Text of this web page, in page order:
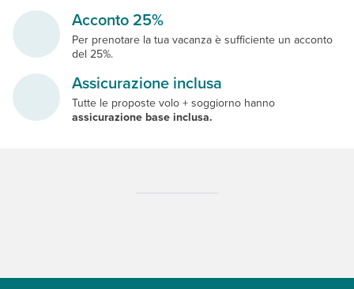
Acconto 25%
Per prenotare la tua vacanza è sufficiente un acconto
del 25%.
Assicurazione inclusa
Tutte le proposte volo + soggiorno hanno
assicurazione base inclusa.